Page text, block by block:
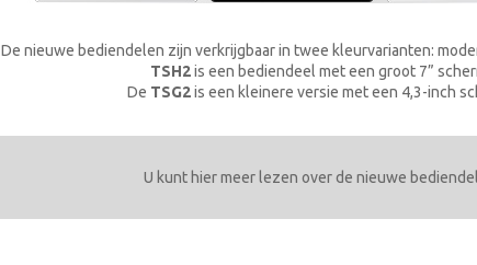
De nieuwe bediendelen zijn verkrijgbaar in twee kleurvarianten:
TSH2is een bediendeel met een groot 7”
De TSG2is een kleinere versie met een 4,3-inch
U kunt hier meer lezen over de nieuwe